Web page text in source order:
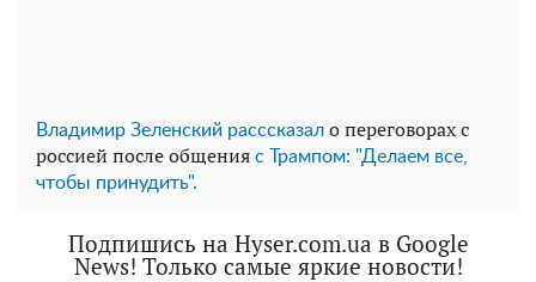
Владимир Зеленский расссказал о переговорах с
россией после общения с Трампом: "Делаем все,
чтобы принудить".
Подпишись на Hyser.com.ua в Google
News! Только самые яркие новости!